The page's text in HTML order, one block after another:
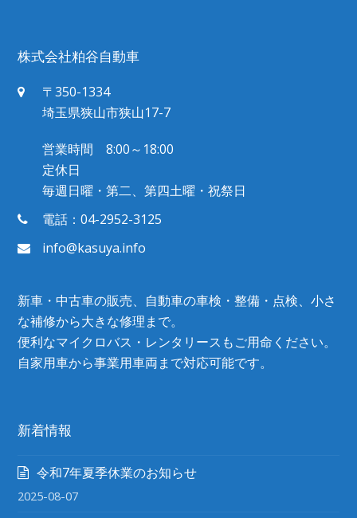
株式会社粕谷自動車
〒350-1334
埼玉県狭山市狭山17-7
営業時間 8:00～18:00
定休日
毎週日曜・第二、第四土曜・祝祭日
電話：04-2952-3125
info@kasuya.info
新車・中古車の販売、自動車の車検・整備・点検、小さ
な補修から大きな修理まで。
便利なマイクロバス・レンタリースもご用命ください。
自家用車から事業用車両まで対応可能です。
新着情報
令和7年夏季休業のお知らせ
2025-08-07